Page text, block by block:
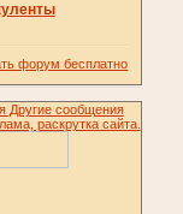
форум бесплатно
Другие сообщения
раскрутка сайта.